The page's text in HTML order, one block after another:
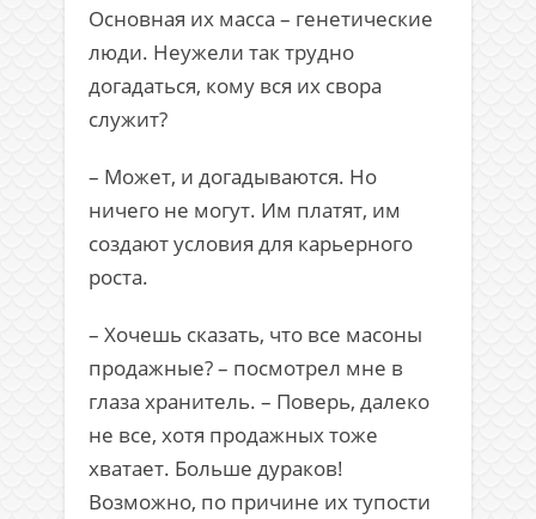
Основная их масса – генетические
люди. Неужели так трудно
догадаться, кому вся их свора
служит?
– Может, и догадываются. Но
ничего не могут. Им платят, им
создают условия для карьерного
роста.
– Хочешь сказать, что все масоны
продажные? – посмотрел мне в
глаза хранитель. – Поверь, далеко
не все, хотя продажных тоже
хватает. Больше дураков!
Возможно, по причине их тупости